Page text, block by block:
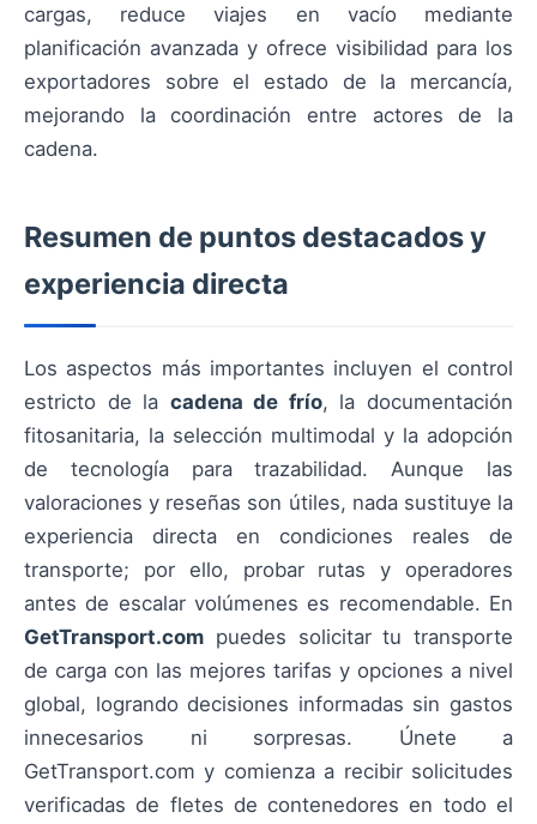
cargas, reduce viajes en vacío mediante
planificación avanzada y ofrece visibilidad para los
exportadores sobre el estado de la mercancía,
mejorando la coordinación entre actores de la
cadena.
Resumen de puntos destacados y
experiencia directa
Los aspectos más importantes incluyen el control
estricto de la cadena de frío, la documentación
fitosanitaria, la selección multimodal y la adopción
de tecnología para trazabilidad. Aunque las
valoraciones y reseñas son útiles, nada sustituye la
experiencia directa en condiciones reales de
transporte; por ello, probar rutas y operadores
antes de escalar volúmenes es recomendable. En
GetTransport.com puedes solicitar tu transporte
de carga con las mejores tarifas y opciones a nivel
global, logrando decisiones informadas sin gastos
innecesarios ni sorpresas. Únete a
GetTransport.com y comienza a recibir solicitudes
verificadas de fletes de contenedores en todo el